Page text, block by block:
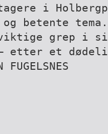
i
betente
grep i
et dødelig